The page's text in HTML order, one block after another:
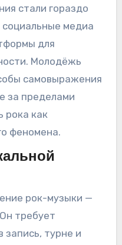
стали гораздо
медиа
для
Молодёжь
самовыражения
за пределами
рока как
феномена.
рок-музыки —
требует
запись, турне и